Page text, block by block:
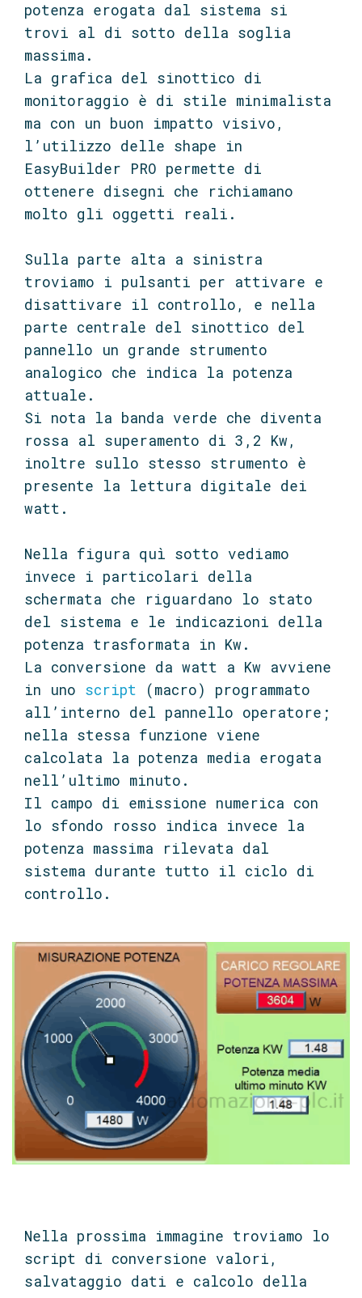
potenza erogata dal sistema si
trovi al di sotto della soglia
massima.
La grafica del sinottico di
monitoraggio è di stile minimalista
ma con un buon impatto visivo,
l’utilizzo delle shape in
EasyBuilder PRO permette di
ottenere disegni che richiamano
molto gli oggetti reali.
Sulla parte alta a sinistra
troviamo i pulsanti per attivare e
disattivare il controllo, e nella
parte centrale del sinottico del
pannello un grande strumento
analogico che indica la potenza
attuale.
Si nota la banda verde che diventa
rossa al superamento di 3,2 Kw,
inoltre sullo stesso strumento è
presente la lettura digitale dei
watt.
Nella figura quì sotto vediamo
invece i particolari della
schermata che riguardano lo stato
del sistema e le indicazioni della
potenza trasformata in Kw.
La conversione da watt a Kw avviene
in uno script
(macro) programmato
all’interno del pannello operatore;
nella stessa funzione viene
calcolata la potenza media erogata
nell’ultimo minuto.
Il campo di emissione numerica con
lo sfondo rosso indica invece la
potenza massima rilevata dal
sistema durante tutto il ciclo di
controllo.
Nella prossima immagine troviamo lo
script di conversione valori,
salvataggio dati e calcolo della